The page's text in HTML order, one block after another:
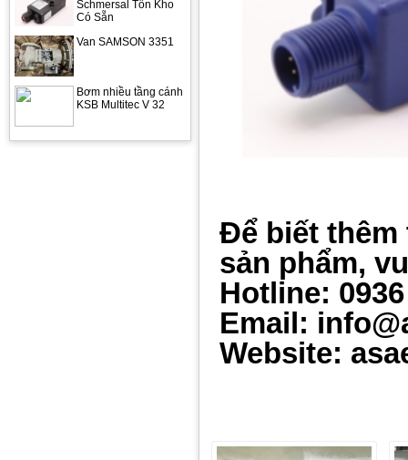
Schmersal Tồn Kho
Có Sẵn
Van SAMSON 3351
Bơm nhiều tầng cánh
KSB Multitec V 32
Để biết thêm
sản phẩm,
Hotline:
Email:
Website: